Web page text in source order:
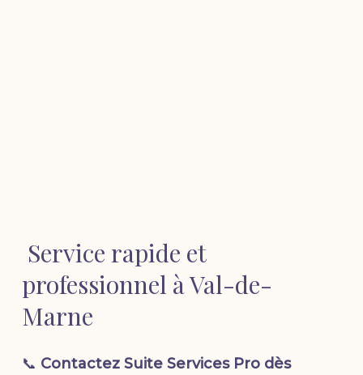
Service rapide et
professionnel à Val-de-
Marne
📞 Contactez Suite Services Pro dès